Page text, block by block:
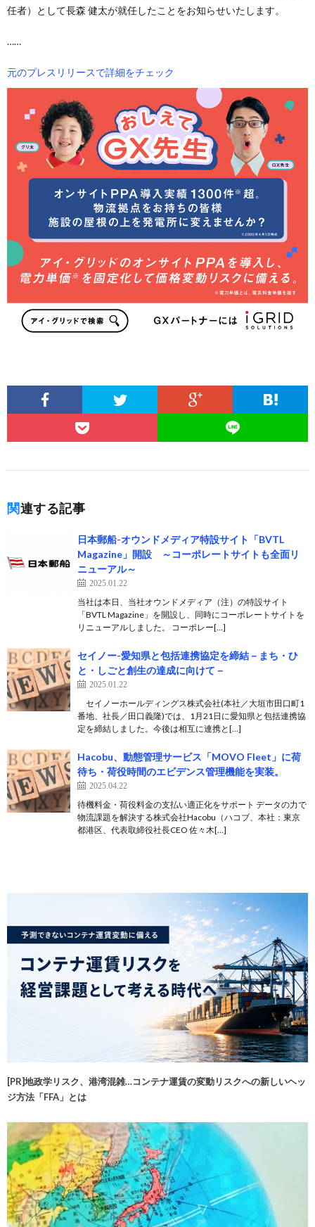
任者）として長森 健太が就任したことをお知らせいたします。
……
元のプレスリリースで詳細をチェック
関連する記事
日本郵船-オウンドメディア特設サイト「BVTL
Magazine」開設 ～コーポレートサイトも全面リ
ニューアル～
2025.01.22
当社は本日、当社オウンドメディア（注）の特設サイト
「BVTL Magazine」を開設し、同時にコーポレートサイトを
リニューアルしました。 コーポレー[…]
セイノー-愛知県と包括連携協定を締結－まち・ひ
と・しごと創生の達成に向けて－
2025.01.22
セイノーホールディングス株式会社(本社／大垣市田口町1
番地、社長／田口義隆)では、1月21日に愛知県と包括連携協
定を締結しました。今後は相互に連携と[…]
Hacobu、動態管理サービス「MOVO Fleet」に荷
待ち・荷役時間のエビデンス管理機能を実装。
2025.04.22
待機料金・荷役料金の支払い適正化をサポート データの力で
物流課題を解決する株式会社Hacobu（ハコブ、本社：東京
都港区、代表取締役社長CEO 佐々木[…]
[PR]地政学リスク、港湾混雑…コンテナ運賃の変動リスクへの新しいヘッ
ジ方法「FFA」とは